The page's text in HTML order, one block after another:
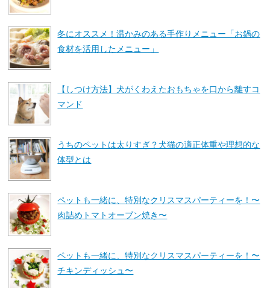
冬にオススメ！温かみのある手作りメニュー「お鍋の
食材を活用したメニュー」
【しつけ方法】犬がくわえたおもちゃを口から離すコ
マンド
うちのペットは太りすぎ？犬猫の適正体重や理想的な
体型とは
ペットも一緒に、特別なクリスマスパーティーを！〜
肉詰めトマトオーブン焼き〜
ペットも一緒に、特別なクリスマスパーティーを！〜
チキンディッシュ〜